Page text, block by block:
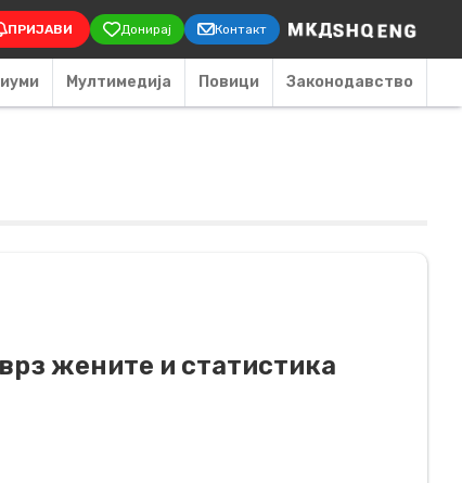
ПРИЈАВИ Донирај Контакт
Мултимедија Повици Законодавство
жените и статистика